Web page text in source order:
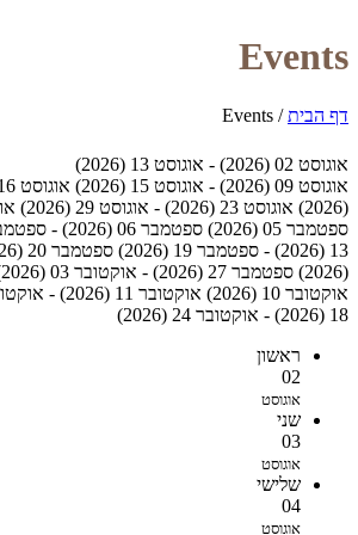
Events
דף הבית/
Events
אוגוסט 02 (2026) - אוגוסט 13 (2026)
אוגוסט 09 (2026) - אוגוסט 15 (2026)
(2026)
אוגוסט 23 (2026) - אוגוסט 29 (2026)
ספטמבר 05 (2026)
ספטמבר 06 (2026) - ספטמבר 12 (2026)
13 (2026) - ספטמבר 19 (2026)
(2026)
ספטמבר 27 (2026) - אוקטובר 03 (2026)
אוקטובר 10 (2026)
אוקטובר 11 (2026) - אוקטובר 17 (2026)
18 (2026) - אוקטובר 24 (2026)
ראשון
02
אוגוסט
שני
03
אוגוסט
שלישי
04
אוגוסט